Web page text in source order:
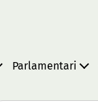
Parlamentari